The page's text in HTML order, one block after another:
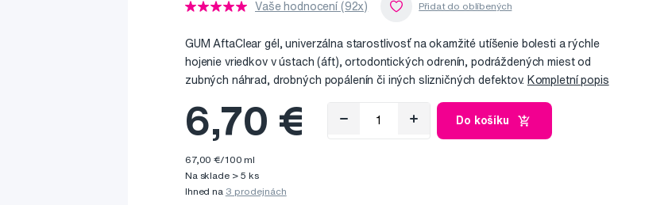
Vaše hodnocení (92x)
GUM AftaClear gél, univerzálna starostlivosť na okamžité utíšenie bolesti a rýchle
hojenie vriedkov v ústach (áft), ortodontických odrenín, podráždených miest od
zubných náhrad, drobných popálenín či iných slizničných defektov. Kompletní popis
6,70 € Do košíku
67,00 €/100 ml
Na sklade > 5 ks
Ihned na 3 prodejnách